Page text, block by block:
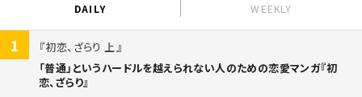
DAILY WEEKLY
1
初恋、ざらり 上
「普通」というハードルを越えられない人のための恋愛マンガ『初
恋、ざらり』